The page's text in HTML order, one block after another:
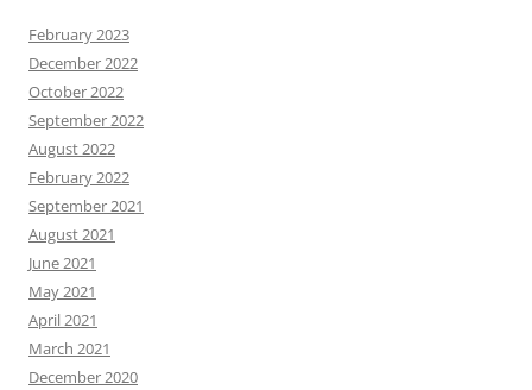
February 2023
December 2022
October 2022
September 2022
August 2022
February 2022
September 2021
August 2021
June 2021
May 2021
April 2021
March 2021
December 2020